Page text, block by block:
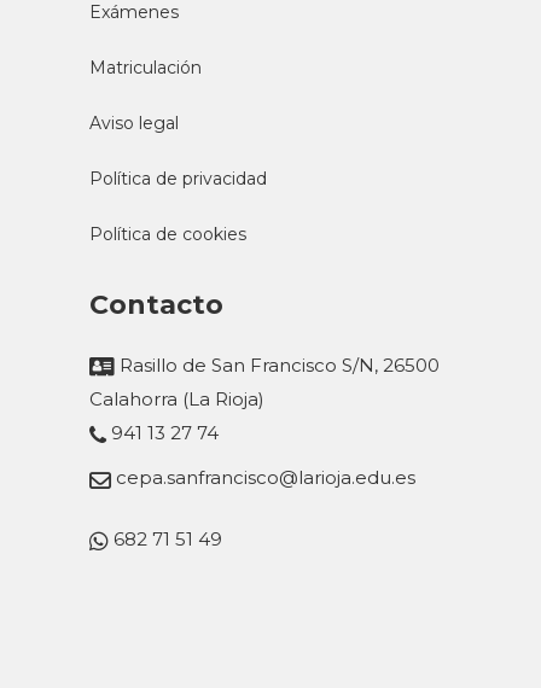
Exámenes
Matriculación
Aviso legal
Política de privacidad
Política de cookies
Contacto
Rasillo de San Francisco S/N, 26500
Calahorra (La Rioja)
941 13 27 74
cepa.sanfrancisco@larioja.edu.es
682 71 51 49